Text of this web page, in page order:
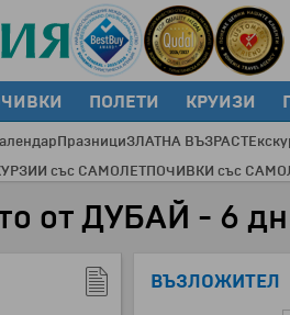
ПОЛЕТИ КРУИЗИ
ПразнициЗЛАТНА ВЪЗРАСТ
със САМОЛЕТПОЧИВКИ със
от ДУБАЙ - 6
ВЪЗЛОЖИТЕЛ